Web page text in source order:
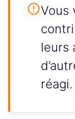
Vous
leurs
réagi.